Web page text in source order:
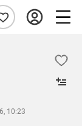
10:23